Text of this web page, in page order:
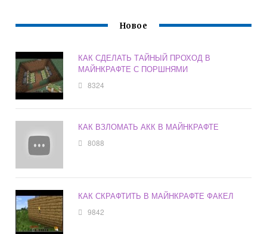
Новое
КАК СДЕЛАТЬ ТАЙНЫЙ ПРОХОД В
МАЙНКРАФТЕ С ПОРШНЯМИ
8324
КАК ВЗЛОМАТЬ АКК В МАЙНКРАФТЕ
8088
КАК СКРАФТИТЬ В МАЙНКРАФТЕ ФАКЕЛ
9842